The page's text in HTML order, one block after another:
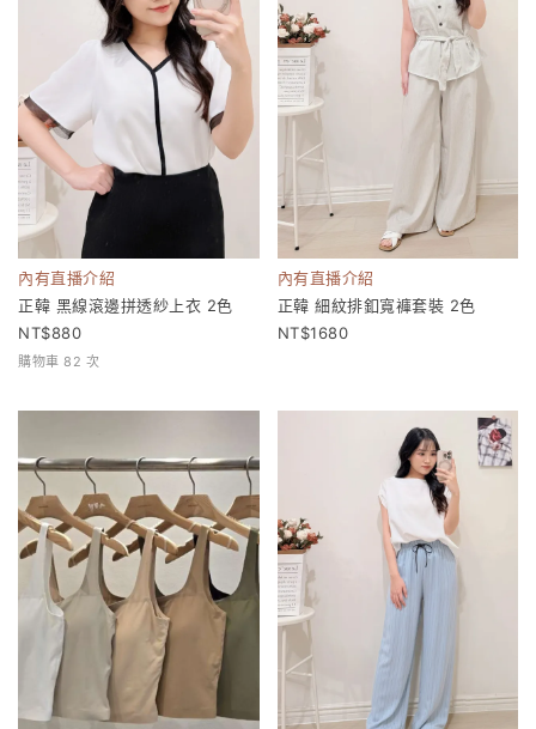
內有直播介紹
正韓 黑線滾邊拼透紗上衣 2色
880
購物車 82 次
內有直播介紹
正韓 細紋排釦寬褲套裝 2色
1680